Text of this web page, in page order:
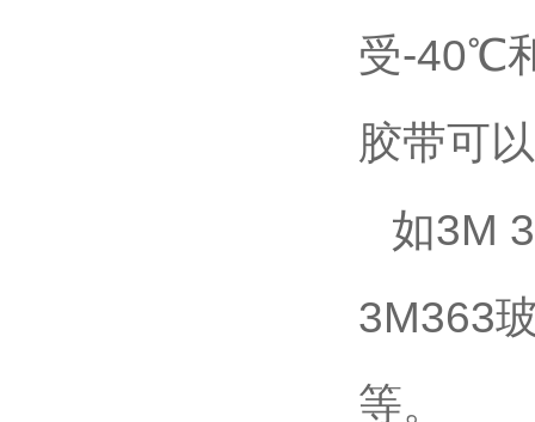
受-40℃
胶带可
如3M
3M363
等。